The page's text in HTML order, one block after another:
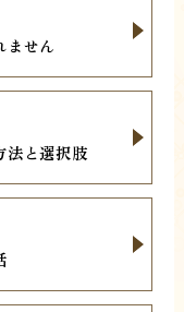
ません
法と選択肢